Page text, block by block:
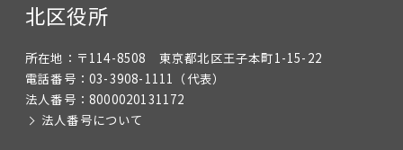
北区役所
所在地： 〒114-8508 東京都北区王子本町1-15-22
電話番号： 03-3908-1111 （代表）
法人番号： 8000020131172
法人番号について